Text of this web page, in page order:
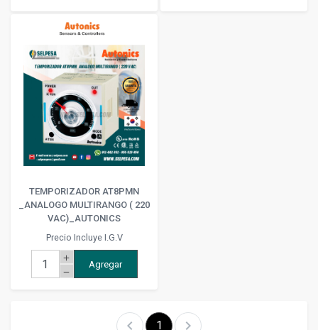
TEMPORIZADOR AT8PMN
_ANALOGO MULTIRANGO ( 220
VAC)_AUTONICS
Precio Incluye I.G.V
add
remove
Agregar
chevron_left 1 chevron_right